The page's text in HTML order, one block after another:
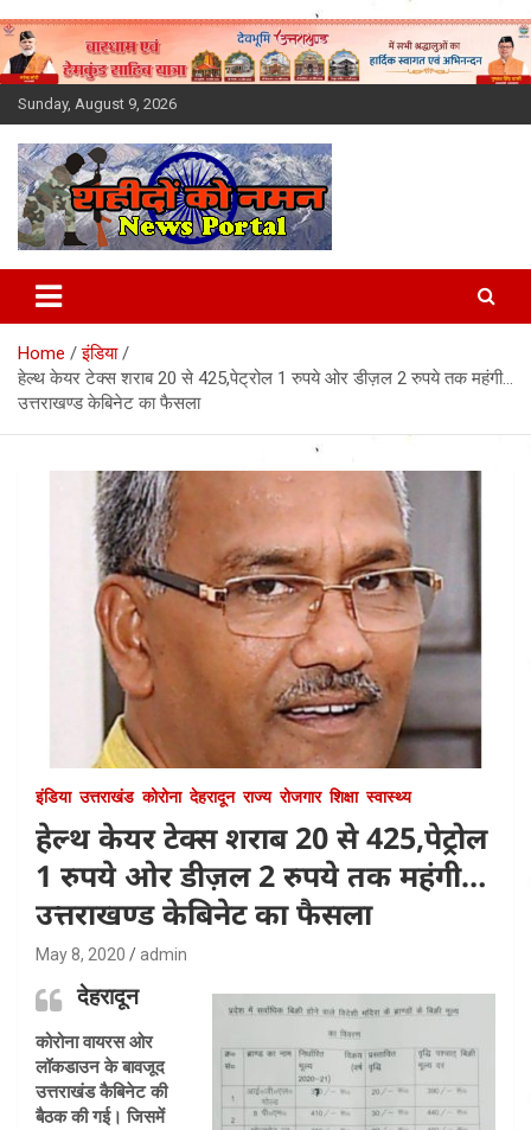
Skip
to
content
Sunday, August 9, 2026
Latest News Today, Breaking
News, Uttarakhand News in
Hindi
Home
इंडिया
हेल्थ केयर टेक्स शराब 20 से 425,पेट्रोल 1 रुपये ओर डीज़ल 2 रुपये तक महंगी…
उत्तराखण्ड केबिनेट का फैसला
इंडिया उत्तराखंड कोरोना देहरादून राज्य रोजगार शिक्षा स्वास्थ्य
हेल्थ केयर टेक्स शराब 20 से 425,पेट्रोल
1 रुपये ओर डीज़ल 2 रुपये तक महंगी…
उत्तराखण्ड केबिनेट का फैसला
May 8, 2020 admin
देहरादून
कोरोना वायरस ओर
लॉकडाउन के बावजूद
उत्तराखंड कैबिनेट की
बैठक की गई। जिसमें